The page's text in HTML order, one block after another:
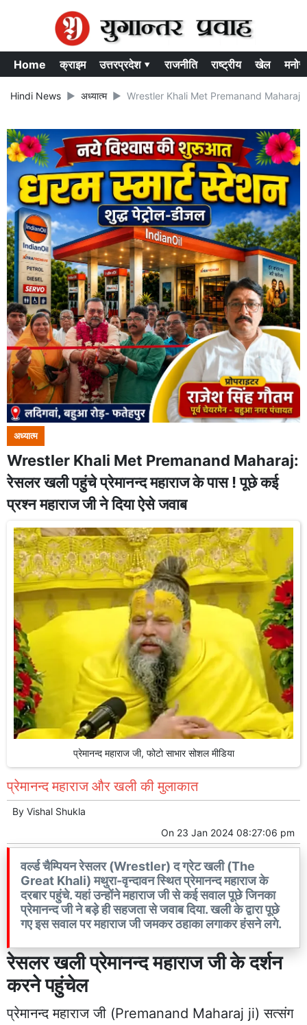
Home क्राइम उत्तरप्रदेश ▾ राजनीति राष्ट्रीय खेल
Hindi News अध्यात्म Wrestler Khali Met Premanand Maharaj:
अध्यात्म
Wrestler Khali Met Premanand Maharaj:
रेसलर खली पहुंचे प्रेमानन्द महाराज के पास ! पूछे कई
प्रश्न महाराज जी ने दिया ऐसे जवाब
प्रेमानन्द महाराज जी, फोटो साभार सोशल मीडिया
प्रेमानन्द महाराज और खली की मुलाकात
By Vishal Shukla
On 23 Jan 2024 08:27:06 pm
वर्ल्ड चैम्पियन रेसलर (Wrestler) द ग्रेट खली (The
Great Khali) मथुरा-वृन्दावन स्थित प्रेमानन्द महाराज के
दरबार पहुंचे. यहां उन्होंने महाराज जी से कई सवाल पूछे जिनका
प्रेमानन्द जी ने बड़े ही सहजता से जवाब दिया. खली के द्वारा पूछे
गए इस सवाल पर महाराज जी जमकर ठहाका लगाकर हंसने लगे.
रेसलर खली प्रेमानन्द महाराज जी के दर्शन
करने पहुंचेल
प्रेमानन्द महाराज जी (Premanand Maharaj ji) सत्संग